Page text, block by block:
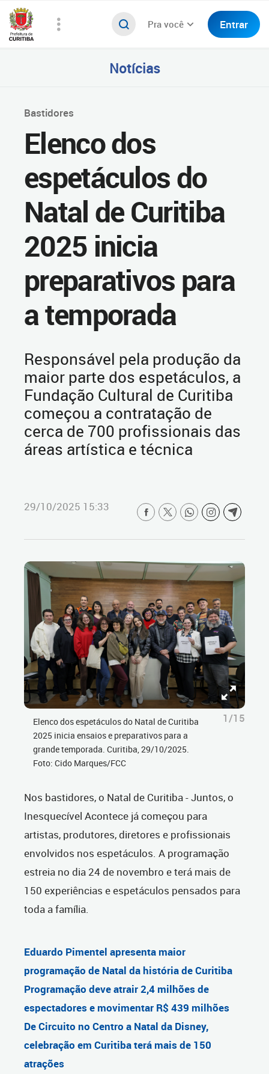
Pra você Entrar
Notícias
Bastidores
Elenco dos
espetáculos do
Natal de Curitiba
2025 inicia
preparativos para
a temporada
Responsável pela produção da
maior parte dos espetáculos, a
Fundação Cultural de Curitiba
começou a contratação de
cerca de 700 profissionais das
áreas artística e técnica
29/10/2025 15:33
Elenco dos espetáculos do Natal de Curitiba
2025 inicia ensaios e preparativos para a
grande temporada. Curitiba, 29/10/2025.
Foto: Cido Marques/FCC
1/15
Nos bastidores, o Natal de Curitiba - Juntos, o
Inesquecível Acontece já começou para
artistas, produtores, diretores e profissionais
envolvidos nos espetáculos. A programação
estreia no dia 24 de novembro e terá mais de
150 experiências e espetáculos pensados para
toda a família.
Eduardo Pimentel apresenta maior
programação de Natal da história de Curitiba
Programação deve atrair 2,4 milhões de
espectadores e movimentar R$ 439 milhões
De Circuito no Centro a Natal da Disney,
celebração em Curitiba terá mais de 150
atrações